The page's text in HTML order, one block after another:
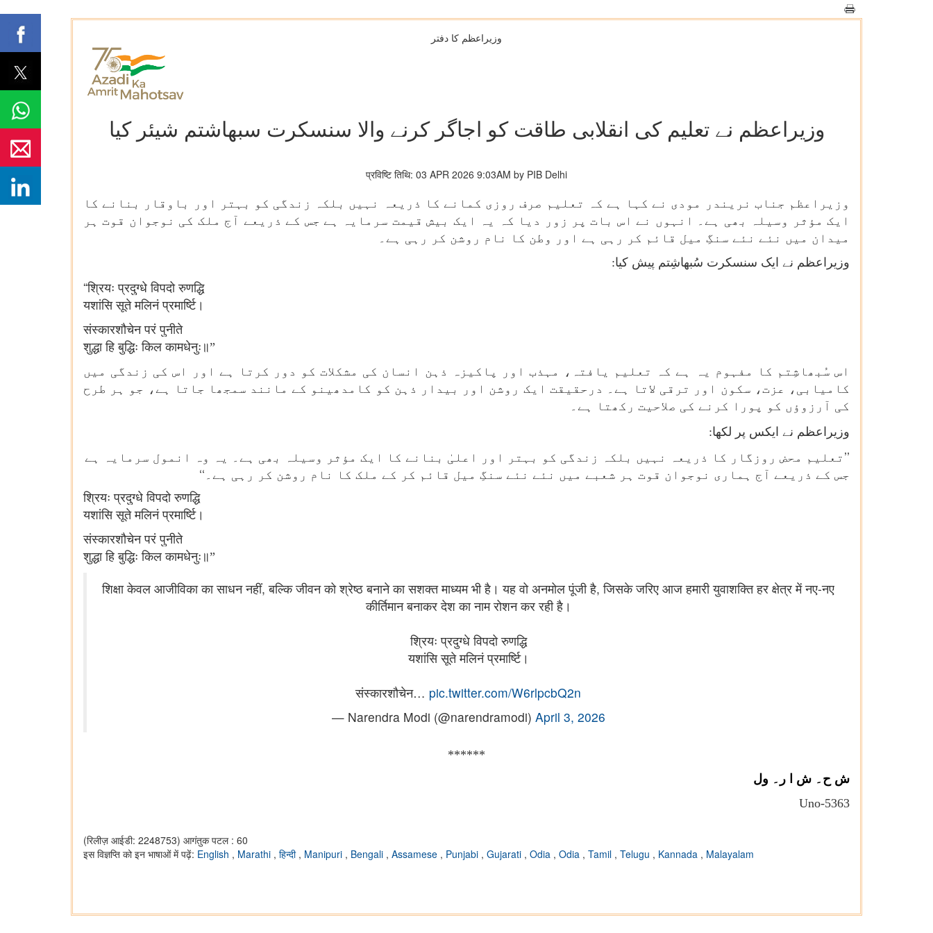
وزیراعظم کا دفتر
وزیراعظم نے تعلیم کی انقلابی طاقت کو اجاگر کرنے والا سنسکرت سبھاشتم شیئر کیا
प्रविष्टि तिथि: 03 APR 2026 9:03AM by PIB Delhi
وزیراعظم جناب نریندر مودی نے کہا ہے کہ تعلیم صرف روزی کمانے کا ذریعہ نہیں بلکہ زندگی کو بہتر اور باوقار بنانے کا
ایک مؤثر وسیلہ بھی ہے۔ انہوں نے اس بات پر زور دیا کہ یہ ایک بیش قیمت سرمایہ ہے جس کے ذریعے آج ملک کی نوجوان قوت ہر
میدان میں نئے نئے سنگِ میل قائم کر رہی ہے اور وطن کا نام روشن کر رہی ہے۔
وزیراعظم نے ایک سنسکرت سُبھاشِتم پیش کیا:
“श्रियः प्रदुग्धे विपदो रुणद्धि
यशांसि सूते मलिनं प्रमार्ष्टि।
संस्कारशौचेन परं पुनीते
शुद्धा हि बुद्धिः किल कामधेनुः॥”
اس سُبھاشِتم کا مفہوم یہ ہے کہ تعلیم یافتہ، مہذب اور پاکیزہ ذہن انسان کی مشکلات کو دور کرتا ہے اور اس کی زندگی میں
کامیابی، عزت، سکون اور ترقی لاتا ہے۔ درحقیقت ایک روشن اور بیدار ذہن کو کامدھینو کے مانند سمجھا جاتا ہے، جو ہر طرح
کی آرزوؤں کو پورا کرنے کی صلاحیت رکھتا ہے۔
وزیراعظم نے ایکس پر لکھا:
’’تعلیم محض روزگار کا ذریعہ نہیں بلکہ زندگی کو بہتر اور اعلیٰ بنانے کا ایک مؤثر وسیلہ بھی ہے۔ یہ وہ انمول سرمایہ ہے
جس کے ذریعے آج ہماری نوجوان قوت ہر شعبے میں نئے نئے سنگِ میل قائم کر کے ملک کا نام روشن کر رہی ہے۔‘‘
श्रियः प्रदुग्धे विपदो रुणद्धि
यशांसि सूते मलिनं प्रमार्ष्टि।
संस्कारशौचेन परं पुनीते
शुद्धा हि बुद्धिः किल कामधेनुः॥”
शिक्षा केवल आजीविका का साधन नहीं, बल्कि जीवन को श्रेष्ठ बनाने का सशक्त माध्यम भी है। यह वो अनमोल पूंजी है, जिसके जरिए आज हमारी युवाशक्ति हर क्षेत्र में नए-नए
कीर्तिमान बनाकर देश का नाम रोशन कर रही है।
श्रियः प्रदुग्धे विपदो रुणद्धि
यशांसि सूते मलिनं प्रमार्ष्टि।
संस्कारशौचेन… pic.twitter.com/W6rlpcbQ2n
— Narendra Modi (@narendramodi) April 3, 2026
******
ش ح۔ ش ا ر۔ ول
Uno-5363
(रिलीज़ आईडी: 2248753) आगंतुक पटल : 60
इस विज्ञप्ति को इन भाषाओं में पढ़ें: English , Marathi , हिन्दी , Manipuri , Bengali , Assamese , Punjabi , Gujarati , Odia , Odia , Tamil , Telugu , Kannada , Malayalam